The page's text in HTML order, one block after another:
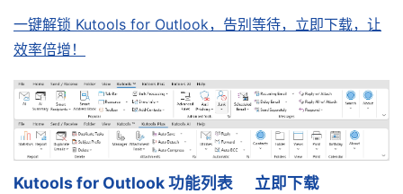
一键解锁 Kutools for Outlook，告别等待，立即下载，让
效率倍增！
Kutools for Outlook 功能列表
立即下载